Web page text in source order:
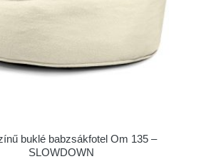
buklé babzsákfotel Om 135 –
SLOWDOWN